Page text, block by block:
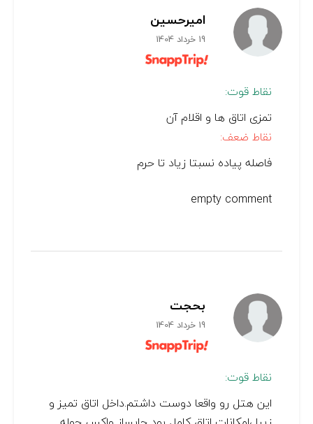
امیرحسین
19 خرداد 1404
نقاط قوت:
تمزی اتاق ها و اقلام آن
نقاط ضعف:
فاصله پیاده نسبتا زیاد تا حرم
empty comment
بحجت
19 خرداد 1404
نقاط قوت:
این هتل رو واقعا دوست داشتم.داخل اتاق تمیز و